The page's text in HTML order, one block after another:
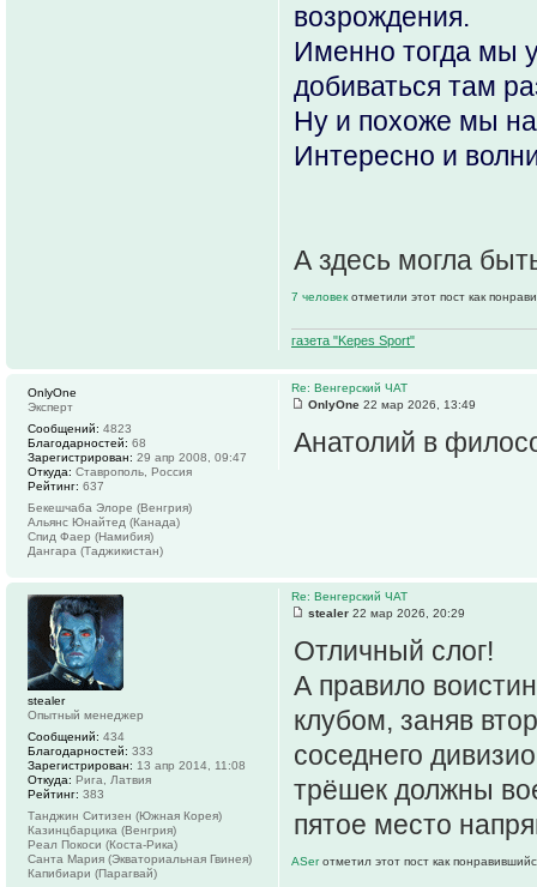
возрождения.
Именно тогда мы
добиваться там
Ну и похоже мы
Интересно и
А здесь могла
7 человекотметили этот пост как
газета "Kepes Sport"
Re: Венгерский ЧАТ
OnlyOne 22 мар 2026, 13:49
Анатолий в
OnlyOne
Эксперт
Сообщений: 4823
Благодарностей: 68
Зарегистрирован: 29 апр 2008, 09:47
Откуда: Ставрополь, Россия
Рейтинг: 637
Бекешчаба Элоре (Венгрия)
Альянс Юнайтед (Канада)
Спид Фаер (Намибия)
Дангара (Таджикистан)
Re: Венгерский ЧАТ
stealer 22 мар 2026, 20:29
Отличный слог!
А правило
клубом, заняв
соседнего
трёшек должны
пятое место
ASerотметил этот пост как
stealer
Опытный менеджер
Сообщений: 434
Благодарностей: 333
Зарегистрирован: 13 апр 2014, 11:08
Откуда: Рига, Латвия
Рейтинг: 383
Танджин Ситизен (Южная Корея)
Казинцбарцика (Венгрия)
Реал Покоси (Коста-Рика)
Санта Мария (Экваториальная Гвинея)
Капибиари (Парагвай)